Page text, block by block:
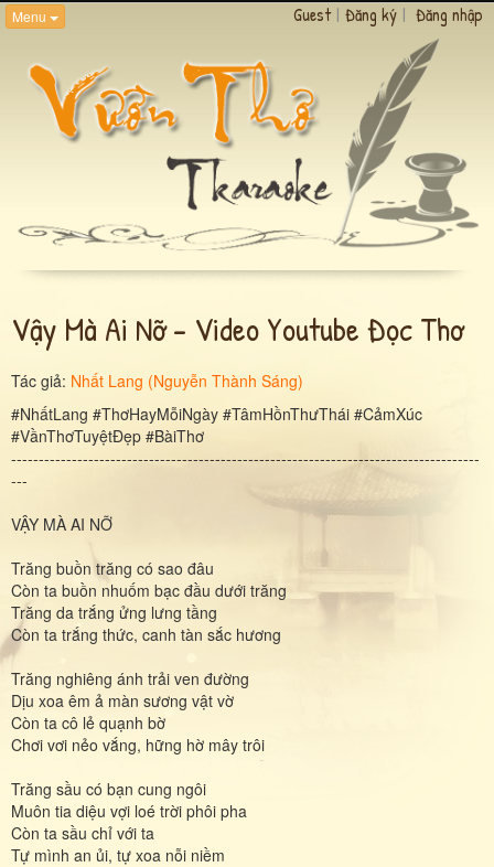
Menu Guest | Đăng ký | Đăng nhập
Vậy Mà Ai Nỡ - Video Youtube Đọc Thơ
Tác giả: Nhất Lang (Nguyễn Thành Sáng)
#NhấtLang #ThơHayMỗiNgày #TâmHồnThưThái #CảmXúc
#VầnThơTuyệtĐẹp #BàiThơ
-------------------------------------------------------------------------------------
---
VẬY MÀ AI NỠ
Trăng buồn trăng có sao đâu
Còn ta buồn nhuốm bạc đầu dưới trăng
Trăng da trắng ửng lưng tầng
Còn ta trắng thức, canh tàn sắc hương
Trăng nghiêng ánh trải ven đường
Dịu xoa êm ả màn sương vật vờ
Còn ta cô lẻ quạnh bờ
Chơi vơi nẻo vắng, hững hờ mây trôi
Trăng sầu có bạn cung ngôi
Muôn tia diệu vợi loé trời phôi pha
Còn ta sầu chỉ với ta
Tự mình an ủi, tự xoa nỗi niềm